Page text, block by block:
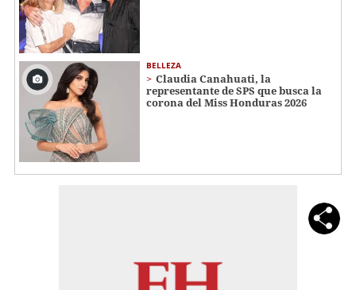
BELLEZA
Claudia Canahuati, la
representante de SPS que busca la
corona del Miss Honduras 2026